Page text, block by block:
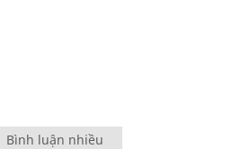
Bình luận nhiều